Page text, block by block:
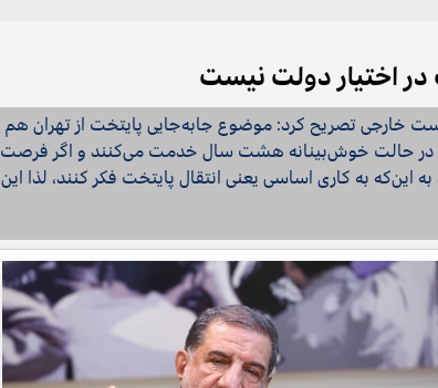
در اختیار دولت‌ نیست
خارجی تصریح کرد: موضوع جابه‌جایی پایتخت از تهران هم
و در حالت خوش‌بینانه هشت سال خدمت می‌کنند و اگر فرصت
این‌که به کاری اساسی یعنی انتقال پایتخت فکر کنند، لذا این